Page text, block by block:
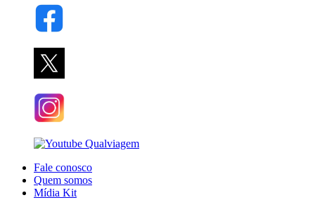
Fale conosco
Quem somos
Mídia Kit